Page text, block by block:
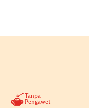
Tanpa
Pengawet